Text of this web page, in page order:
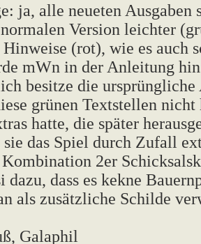
ja, alle neueten Ausgaben
Version leichter
(rot), wie es auch
mWn in der Anleitung
besitze die ursprüngliche
grünen Textstellen
hatte, die später
sie das Spiel durch Zufall
2er
dazu, dass es kekne
als zusätzliche Schilde
Galaphil